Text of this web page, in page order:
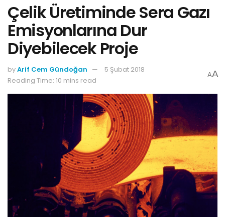
Çelik Üretiminde Sera Gazı
Emisyonlarına Dur
Diyebilecek Proje
byArif Cem Gündoğan
5 Şubat 2018
Reading Time: 10 mins read
AA